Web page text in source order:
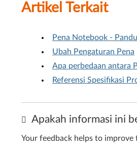
Artikel Terkait
Pena Notebook -
Ubah Pengaturan Pena
Apa perbedaan antara
Referensi Spesifikasi
Apakah informasi ini
Your feedback helps to improve